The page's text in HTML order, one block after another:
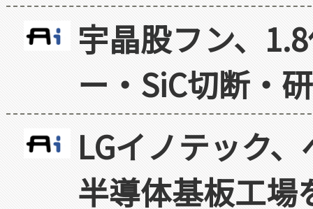
宇晶股フン、
ー・SiC切断・
LGイノテック
半導体基板工場